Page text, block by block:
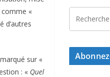
«
d’autres
sur «
: « Quel